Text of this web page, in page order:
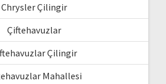
Chrysler Çilingir
Çiftehavuzlar
Çilingir
Mahallesi